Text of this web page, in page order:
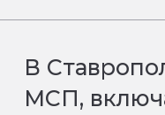
В
МСП,